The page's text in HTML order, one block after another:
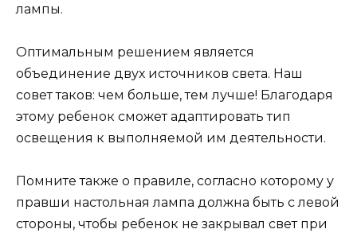
лампы.
Оптимальным решением является
объединение двух источников света. Наш
совет таков: чем больше, тем лучше! Благодаря
этому ребенок сможет адаптировать тип
освещения к выполняемой им деятельности.
Помните также о правиле, согласно которому у
правши настольная лампа должна быть с левой
стороны, чтобы ребенок не закрывал свет при